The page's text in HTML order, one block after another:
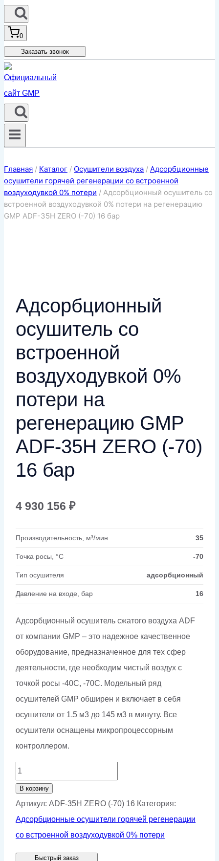
0
Заказать звонок
Главная / Каталог / Осушители воздуха / Адсорбционные
осушители горячей регенерации со встроенной
воздуходувкой 0% потери / Адсорбционный осушитель со
встроенной воздуходувкой 0% потери на регенерацию
GMP ADF-35H ZERO (-70) 16 бар
Адсорбционный
осушитель со
встроенной
воздуходувкой 0%
потери на
регенерацию GMP
ADF-35H ZERO (-70)
16 бар
4 930 156 ₽
Производительность, м³/мин 35
Точка росы, °C -70
Тип осушителя адсорбционный
Давление на входе, бар 16
Адсорбционный осушитель сжатого воздуха ADF
от компании GMP – это надежное качественное
оборудование, предназначенное для тех сфер
деятельности, где необходим чистый воздух с
точкой росы -40С, -70С. Модельный ряд
осушителей GMP обширен и включает в себя
осушители от 1.5 м3 до 145 м3 в минуту. Все
осушители оснащены микропроцессорным
контроллером.
Количество
товара
Адсорбционный
осушитель
со
В корзину
Артикул: ADF-35H ZERO (-70) 16 Категория:
Адсорбционные осушители горячей регенерации
со встроенной воздуходувкой 0% потери
Быстрый заказ